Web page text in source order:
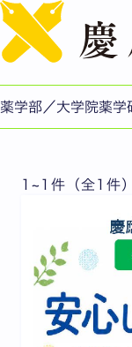
薬学部／大学院薬学
イベント
過去のイベント
1~1件（全1件）